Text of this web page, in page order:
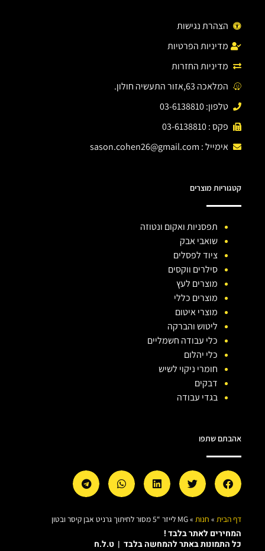
הצהרת נגישות
מדיניות הפרטיות
מדיניות החזרות
המלאכה 63,אזור התעשיה חולון.
טלפון: 03-6138810
פקס : 03-6138810
אימייל : sason.cohen26@gmail.com
קטגוריות מוצרים
תפסניות ואקום ונטוזה
שואבי אבק
ציוד לפסלים
סילרים ווקסים
מוצרים לעץ
מוצרים כללי
מוצרי איטום
ליטוש והברקה
כלי עבודה חשמליים
כלי יהלום
חומרי ניקוי לשיש
דבקים
בגדי עבודה
אהבתם שתפו
דף הבית » חנות »MG לייזר “5 מסור לחיתוך גרניט אבן קיסר ובטון
המחירים לאתר בלבד !
כל התמונות באתר להמחשה בלבד | ט.ל.ח